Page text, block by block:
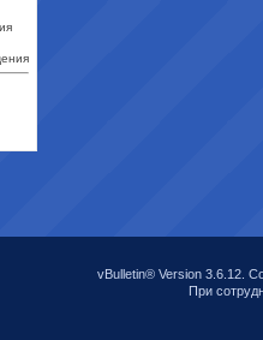
vBulletin® Version 3.6.12.
При